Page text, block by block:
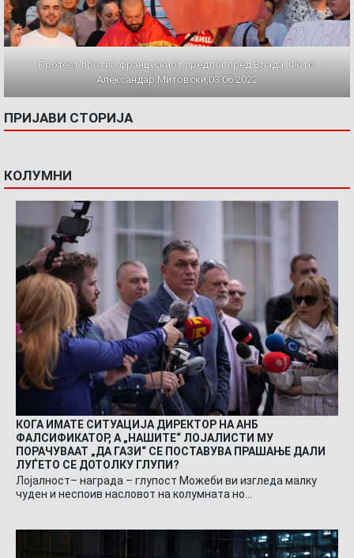
Протест против францускиот предлог пред Влада. Фото:
Александар Митовски,03.06.2022
ПРИЈАВИ СТОРИЈА
КОЛУМНИ
КОГА ИМАТЕ СИТУАЦИЈА ДИРЕКТОР НА АНБ
ФАЛСИФИКАТОР, А „НАШИТЕ“ ЛОЈАЛИСТИ МУ
ПОРАЧУВААТ „ДА ГАЗИ“ СЕ ПОСТАВУВА ПРАШАЊЕ ДАЛИ
ЛУЃЕТО СЕ ДОТОЛКУ ГЛУПИ?
Лојалност– награда – глупост Можеби ви изгледа малку
чуден и неспоив насловот на колумната но…